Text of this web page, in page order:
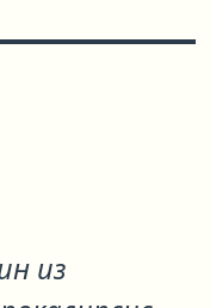
из